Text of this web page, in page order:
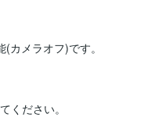
カメラオフ)です。
ください。